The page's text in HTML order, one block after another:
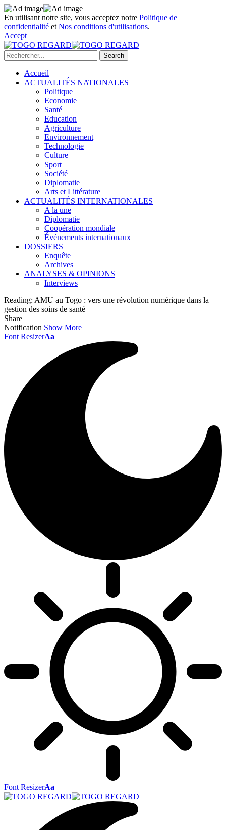
En utilisant notre site, vous acceptez notre Politique de
confidentialité et Nos conditions d'utilisations.
Accept
Accueil
ACTUALITÉS NATIONALES
Politique
Economie
Santé
Education
Agriculture
Environnement
Technologie
Culture
Sport
Société
Diplomatie
Arts et Littérature
ACTUALITÉS INTERNATIONALES
A la une
Diplomatie
Coopération mondiale
Événements internationaux
DOSSIERS
Enquête
Archives
ANALYSES & OPINIONS
Interviews
Reading: AMU au Togo : vers une révolution numérique dans la
gestion des soins de santé
Share
Notification Show More
Font ResizerAa
Font ResizerAa